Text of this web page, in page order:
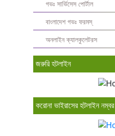
গভঃ সার্ভিসেস পোর্টাল
বাংলাদেশ গভঃ ফরমস্‌
অনলাইন ক্যালকুলেটরস
জরুরি হটলাইন
করোনা ভাইরাসের হটলাইন নম্বর